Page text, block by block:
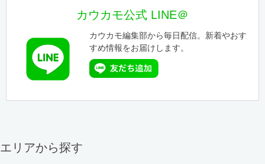
カウカモ公式 LINE＠
カウカモ編集部から毎日配信。新着やおす
すめ情報をお届けします。
エリアから探す